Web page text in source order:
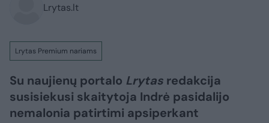
Lrytas.lt
Lrytas Premium nariams
Su naujienų portalo Lrytas redakcija
susisiekusi skaitytoja Indrė pasidalijo
nemalonia patirtimi apsiperkant